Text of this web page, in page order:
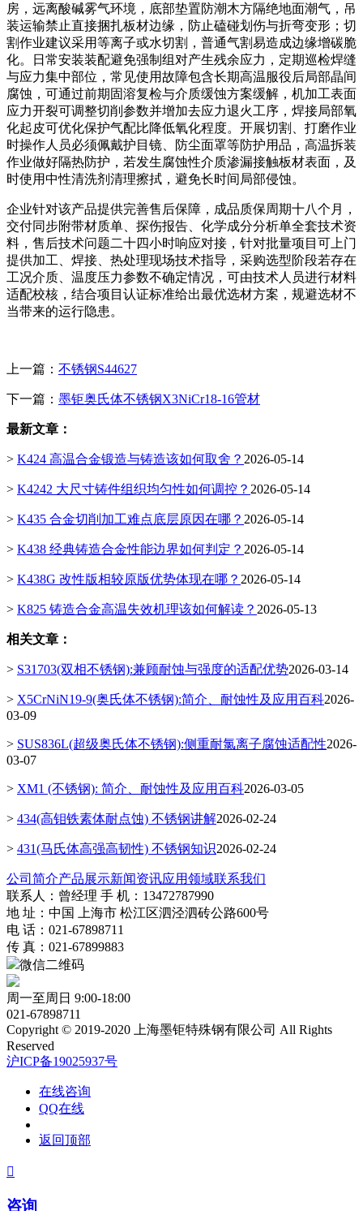
房，远离酸碱雾气环境，底部垫置防潮木方隔绝地面潮气，吊
装运输禁止直接捆扎板材边缘，防止磕碰划伤与折弯变形；切
割作业建议采用等离子或水切割，普通气割易造成边缘增碳脆
化。日常安装装配避免强制组对产生残余应力，定期巡检焊缝
与应力集中部位，常见使用故障包含长期高温服役后局部晶间
腐蚀，可通过前期固溶复检与介质缓蚀方案缓解，机加工表面
应力开裂可调整切削参数并增加去应力退火工序，焊接局部氧
化起皮可优化保护气配比降低氧化程度。开展切割、打磨作业
时操作人员必须佩戴护目镜、防尘面罩等防护用品，高温拆装
作业做好隔热防护，若发生腐蚀性介质渗漏接触板材表面，及
时使用中性清洗剂清理擦拭，避免长时间局部侵蚀。
企业针对该产品提供完善售后保障，成品质保周期十八个月，
交付同步附带材质单、探伤报告、化学成分分析单全套技术资
料，售后技术问题二十四小时响应对接，针对批量项目可上门
提供加工、焊接、热处理现场技术指导，采购选型阶段若存在
工况介质、温度压力参数不确定情况，可由技术人员进行材料
适配校核，结合项目认证标准给出最优选材方案，规避选材不
当带来的运行隐患。
上一篇： 不锈钢S44627
下一篇： 墨钜奥氏体不锈钢X3NiCr18-16管材
最新文章：
> K424 高温合金锻造与铸造该如何取舍？ 2026-05-14
> K4242 大尺寸铸件组织均匀性如何调控？ 2026-05-14
> K435 合金切削加工难点底层原因在哪？ 2026-05-14
> K438 经典铸造合金性能边界如何判定？ 2026-05-14
> K438G 改性版相较原版优势体现在哪？ 2026-05-14
> K825 铸造合金高温失效机理该如何解读？ 2026-05-13
相关文章：
> S31703(双相不锈钢):兼顾耐蚀与强度的适配优势2026-03-14
> X5CrNiN19-9(奥氏体不锈钢):简介、耐蚀性及应用百科2026-
03-09
> SUS836L(超级奥氏体不锈钢):侧重耐氯离子腐蚀适配性2026-
03-07
> XM1 (不锈钢): 简介、耐蚀性及应用百科2026-03-05
> 434(高钼铁素体耐点蚀) 不锈钢讲解2026-02-24
> 431(马氏体高强高韧性) 不锈钢知识2026-02-24
公司简介产品展示新闻资讯应用领域联系我们
联系人：曾经理 手 机：13472787990
地 址：中国 上海市 松江区泗泾泗砖公路600号
电 话：021-67898711
传 真：021-67899883
微信二维码
周一至周日 9:00-18:00
021-67898711
Copyright © 2019-2020 上海墨钜特殊钢有限公司 All Rights
Reserved
沪ICP备19025937号
在线咨询
QQ在线
返回顶部

咨询